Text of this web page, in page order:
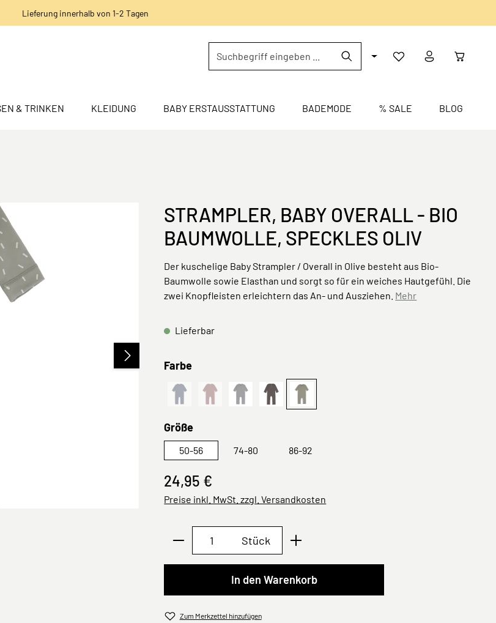
Lieferung innerhalb von 1-2 Tagen
& TRINKEN KLEIDUNG BABY ERSTAUSSTATTUNG BADEMODE % SALE BLOG
STRAMPLER, BABY OVERALL - BIO
BAUMWOLLE, SPECKLES OLIV
Der kuschelige Baby Strampler / Overall in Olive besteht aus Bio-
Baumwolle sowie Elasthan und sorgt so für ein weiches Hautgefühl. Die
zwei Knopfleisten erleichtern das An- und Ausziehen. Mehr
Lieferbar
Farbeauswählen
Triangle Blau
(Diese Option ist zurzeit nicht verfügbar.)
Triangle Cinnamon
(Diese Option ist zurzeit nicht verfügbar.)
Grau Spots Anthrazit
Speckles Oliv
Größeauswählen
50-56 74-80 86-92
24,95 €
Preise inkl. MwSt. zzgl. Versandkosten
Produkt Anzahl: Gib den gewünschten Wert ein
Stück
In den Warenkorb
Zum Merkzettel hinzufügen